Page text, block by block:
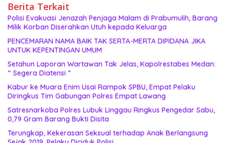
Berita Terkait
Polisi Evakuasi Jenazah Penjaga Malam di Prabumulih, Barang
Milik Korban Diserahkan Utuh kepada Keluarga
PENCEMARAN NAMA BAIK TAK SERTA-MERTA DIPIDANA JIKA
UNTUK KEPENTINGAN UMUM
Setahun Laporan Wartawan Tak Jelas, Kapolrestabes Medan:
“ Segera Diatensi ”
Kabur ke Muara Enim Usai Rampok SPBU, Empat Pelaku
Diringkus Tim Gabungan Polres Empat Lawang
Satresnarkoba Polres Lubuk Linggau Ringkus Pengedar Sabu,
0,79 Gram Barang Bukti Disita
Terungkap, Kekerasan Seksual terhadap Anak Berlangsung